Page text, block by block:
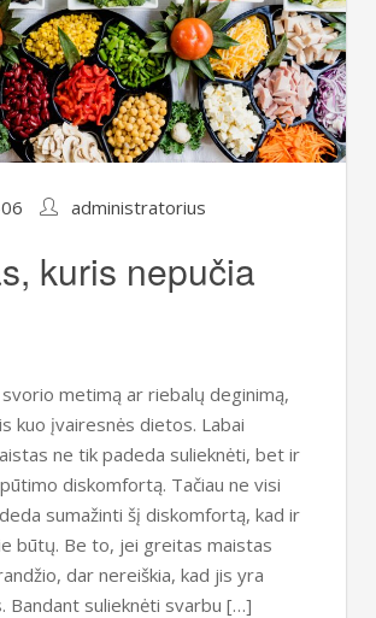
administratorius
kuris nepučia
metimą ar riebalų deginimą,
kuo įvairesnės dietos. Labai
ne tik padeda sulieknėti, bet ir
diskomfortą. Tačiau ne visi
sumažinti šį diskomfortą, kad ir
būtų. Be to, jei greitas maistas
dar nereiškia, kad jis yra
Bandant sulieknėti svarbu […]